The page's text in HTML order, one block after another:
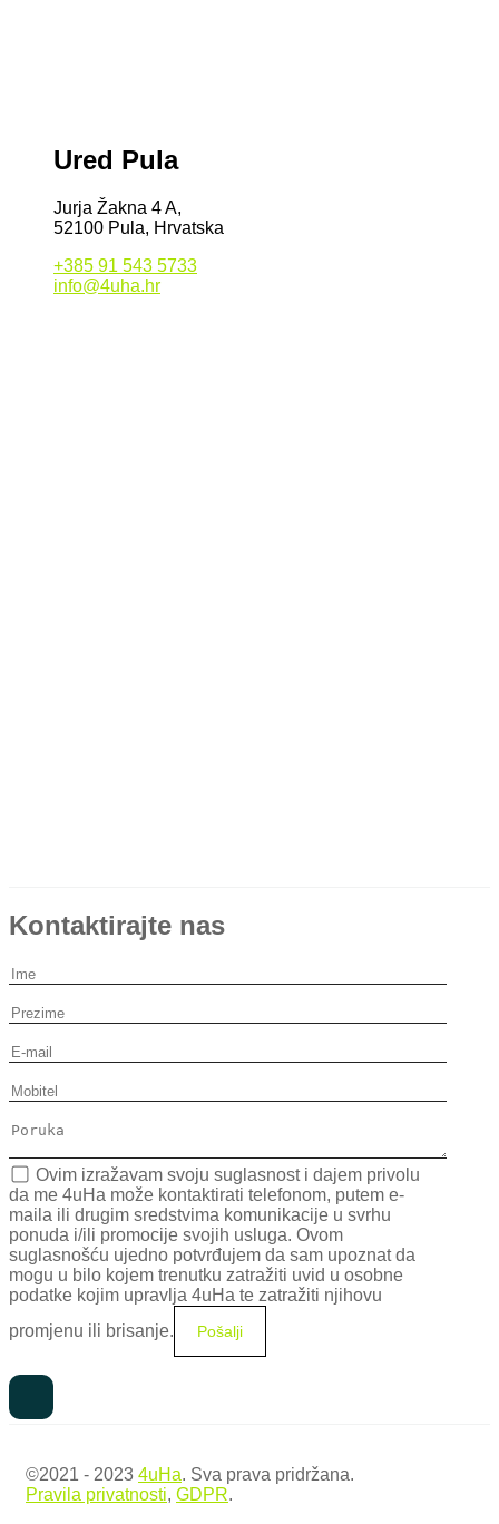
Ured Pula
Jurja Žakna 4 A,
52100 Pula, Hrvatska
+385 91 543 5733
info@4uha.hr
Kontaktirajte nas
Ovim izražavam svoju suglasnost i dajem privolu
da me 4uHa može kontaktirati telefonom, putem e-
maila ili drugim sredstvima komunikacije u svrhu
ponuda i/ili promocije svojih usluga. Ovom
suglasnošću ujedno potvrđujem da sam upoznat da
mogu u bilo kojem trenutku zatražiti uvid u osobne
podatke kojim upravlja 4uHa te zatražiti njihovu
promjenu ili brisanje.
©2021 - 2023 4uHa. Sva prava pridržana.
Pravila privatnosti, GDPR.